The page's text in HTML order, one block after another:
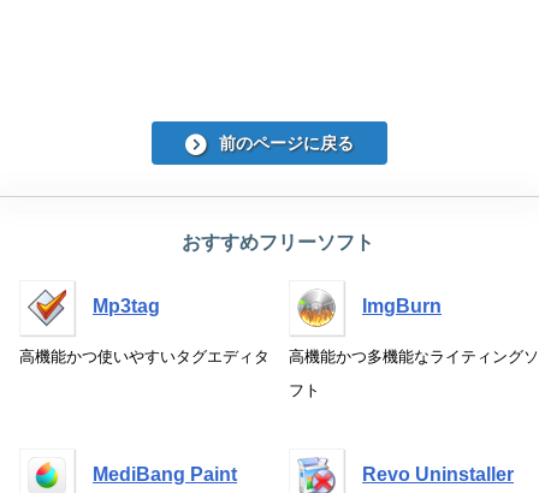
前のページに戻る
おすすめフリーソフト
Mp3tag
高機能かつ使いやすいタグエディタ
ImgBurn
高機能かつ多機能なライティングソ
フト
MediBang Paint Revo Uninstaller